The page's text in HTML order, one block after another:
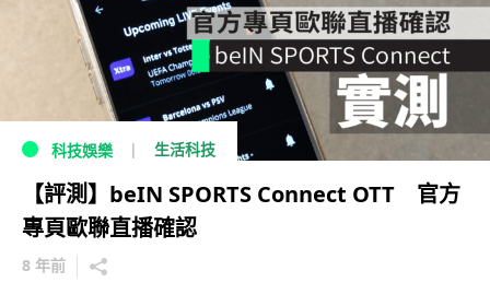
科技娛樂 生活科技
【評測】beIN SPORTS Connect OTT 官方
專頁歐聯直播確認
8 年前